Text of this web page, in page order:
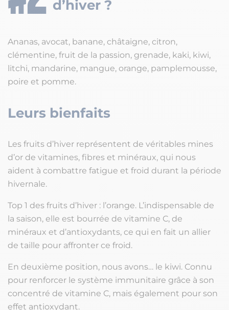
d’hiver ?
Ananas, avocat, banane, châtaigne, citron,
clémentine, fruit de la passion, grenade, kaki, kiwi,
litchi, mandarine, mangue, orange, pamplemousse,
poire et pomme.
Leurs bienfaits
Les fruits d’hiver représentent de véritables mines
d’or de vitamines, fibres et minéraux, qui nous
aident à combattre fatigue et froid durant la période
hivernale.
Top 1 des fruits d’hiver : l’orange. L’indispensable de
la saison, elle est bourrée de vitamine C, de
minéraux et d’antioxydants, ce qui en fait un allier
de taille pour affronter ce froid.
En deuxième position, nous avons… le kiwi. Connu
pour renforcer le système immunitaire grâce à son
concentré de vitamine C, mais également pour son
effet antioxydant.